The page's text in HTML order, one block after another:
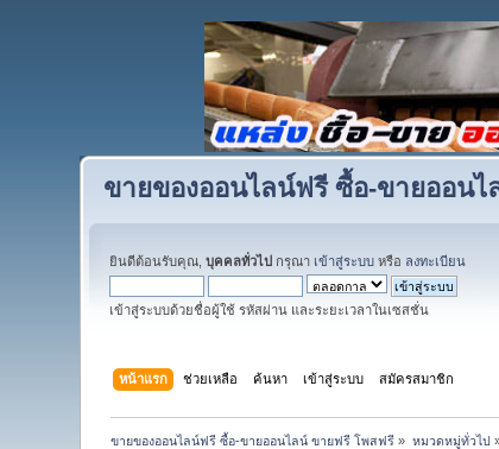
ขายของออนไลน์ฟรี ซื้อ-ขายออน
ยินดีต้อนรับคุณ,บุคคลทั่วไป กรุณา เข้าสู่ระบบ หรือ ลงทะเบียน
เข้าสู่ระบบด้วยชื่อผู้ใช้ รหัสผ่าน และระยะเวลาในเซสชั่น
หน้าแรก ช่วยเหลือ ค้นหา เข้าสู่ระบบ สมัครสมาชิก
ขายของออนไลน์ฟรี ซื้อ-ขายออนไลน์ ขายฟรี โพสฟรี » หมวดหมู่ทั่วไป